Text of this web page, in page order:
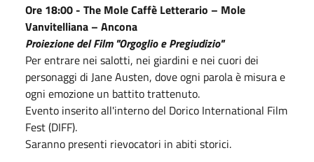
Ore 18:00 - The Mole Caffè Letterario – Mole
Vanvitelliana – Ancona
Proiezione del Film "Orgoglio e Pregiudizio"
Per entrare nei salotti, nei giardini e nei cuori dei
personaggi di Jane Austen, dove ogni parola è misura e
ogni emozione un battito trattenuto.
Evento inserito all'interno del Dorico International Film
Fest (DIFF).
Saranno presenti rievocatori in abiti storici.